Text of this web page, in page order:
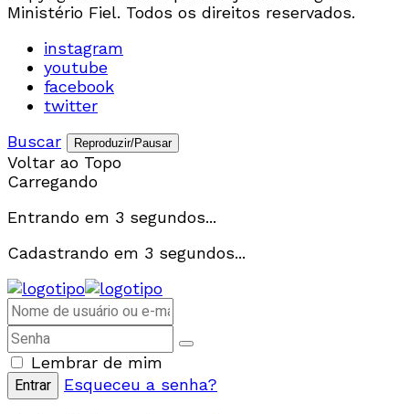
Ministério Fiel. Todos os direitos reservados.
instagram
youtube
facebook
twitter
Buscar
Reproduzir/Pausar
Voltar ao Topo
Carregando
Entrando em 3 segundos...
Cadastrando em 3 segundos...
Lembrar de mim
Esqueceu a senha?